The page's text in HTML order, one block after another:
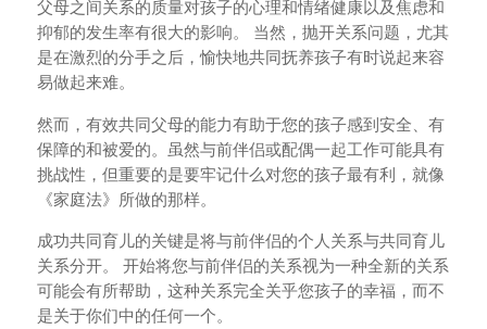
父母之间关系的质量对孩子的心理和情绪健康以及焦虑和
抑郁的发生率有很大的影响。 当然，抛开关系问题，尤其
是在激烈的分手之后，愉快地共同抚养孩子有时说起来容
易做起来难。
然而，有效共同父母的能力有助于您的孩子感到安全、有
保障的和被爱的。虽然与前伴侣或配偶一起工作可能具有
挑战性，但重要的是要牢记什么对您的孩子最有利，就像
《家庭法》所做的那样。
成功共同育儿的关键是将与前伴侣的个人关系与共同育儿
关系分开。 开始将您与前伴侣的关系视为一种全新的关系
可能会有所帮助，这种关系完全关乎您孩子的幸福，而不
是关于你们中的任何一个。